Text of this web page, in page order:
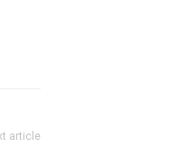
article